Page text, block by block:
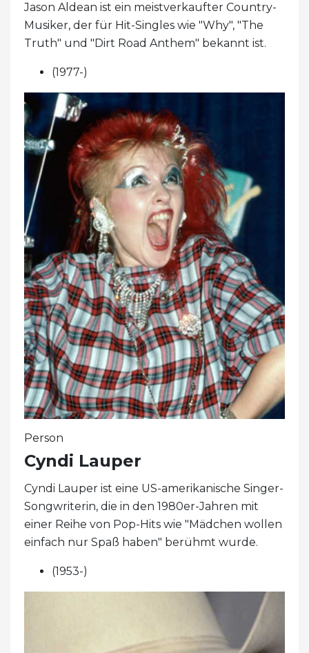
Jason Aldean ist ein meistverkaufter Country-
Musiker, der für Hit-Singles wie "Why", "The
Truth" und "Dirt Road Anthem" bekannt ist.
(1977-)
Person
Cyndi Lauper
Cyndi Lauper ist eine US-amerikanische Singer-
Songwriterin, die in den 1980er-Jahren mit
einer Reihe von Pop-Hits wie "Mädchen wollen
einfach nur Spaß haben" berühmt wurde.
(1953-)